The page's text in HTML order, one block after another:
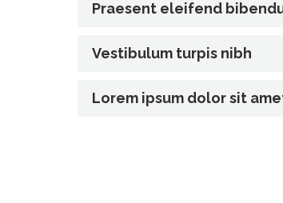
Praesent eleifend
Vestibulum turpis nibh
Lorem ipsum dolor sit